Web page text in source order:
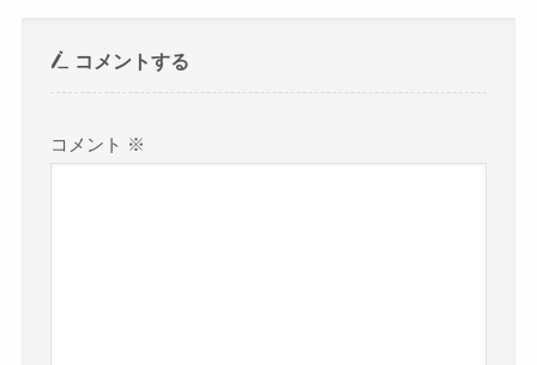
コメントする
コメント ※